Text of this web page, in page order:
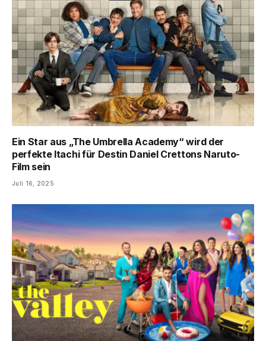
Ein Star aus „The Umbrella Academy“ wird der
perfekte Itachi für Destin Daniel Crettons Naruto-
Film sein
Juli 16, 2025